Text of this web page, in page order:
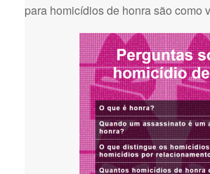
para homicídios de honra são como